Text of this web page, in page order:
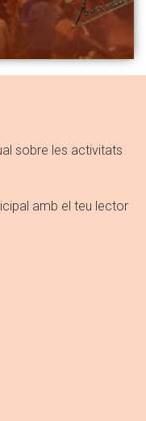
sobre les activitats
amb el teu lector